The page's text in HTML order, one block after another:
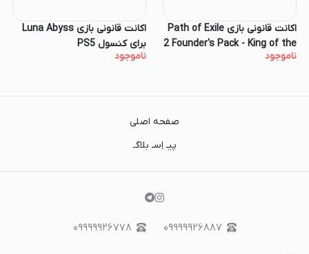
اکانت قانونی بازی Path of Exile
2 Founder's Pack - King of the
Faridun برای کنسول PS5
ناموجود
اکانت قانونی بازی Luna Abyss
برای کنسول PS5
ناموجود
صفحه اصلی
پیـ اِسـ بلاگـ
۰۹۹۹۹۹۲۶۸۸۷ ۰۹۹۹۹۹۲۶۷۷۸